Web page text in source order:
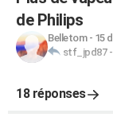
de Philips
Belletom- 15
stf_jpd87-
18 réponses